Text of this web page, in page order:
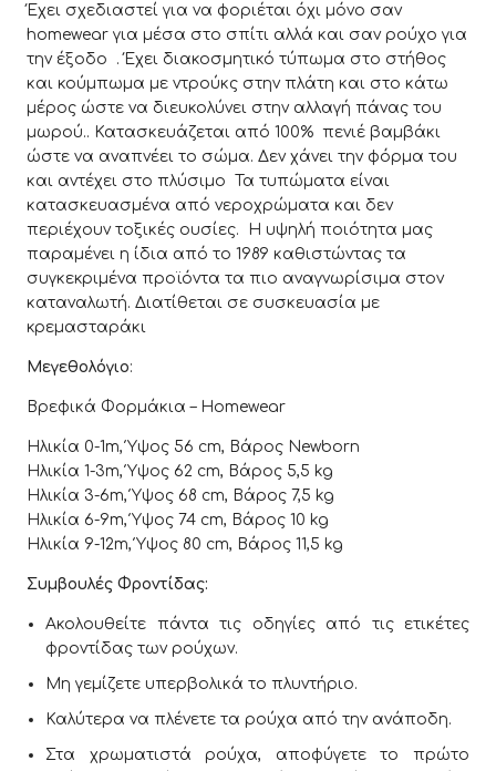
Έχει σχεδιαστεί για να φοριέται όχι μόνο σαν
homewear για μέσα στο σπίτι αλλά και σαν ρούχο για
την έξοδο . Έχει διακοσμητικό τύπωμα στο στήθος
και κούμπωμα με ντρούκς στην πλάτη και στο κάτω
μέρος ώστε να διευκολύνει στην αλλαγή πάνας του
μωρού.. Κατασκευάζεται από 100% πενιέ βαμβάκι
ώστε να αναπνέει το σώμα. Δεν χάνει την φόρμα του
και αντέχει στο πλύσιμο Τα τυπώματα είναι
κατασκευασμένα από νεροχρώματα και δεν
περιέχουν τοξικές ουσίες. Η υψηλή ποιότητα μας
παραμένει η ίδια από το 1989 καθιστώντας τα
συγκεκριμένα προϊόντα τα πιο αναγνωρίσιμα στον
καταναλωτή. Διατίθεται σε συσκευασία με
κρεμασταράκι
Μεγεθολόγιο:
Βρεφικά Φορμάκια – Homewear
Ηλικία 0-1m, Ύψος 56 cm, Βάρος Newborn
Ηλικία 1-3m, Ύψος 62 cm, Βάρος 5,5 kg
Ηλικία 3-6m, Ύψος 68 cm, Βάρος 7,5 kg
Ηλικία 6-9m, Ύψος 74 cm, Βάρος 10 kg
Ηλικία 9-12m, Ύψος 80 cm, Βάρος 11,5 kg
Συμβουλές Φροντίδας:
Ακολουθείτε πάντα τις οδηγίες από τις ετικέτες
φροντίδας των ρούχων.
Μη γεμίζετε υπερβολικά το πλυντήριο.
Καλύτερα να πλένετε τα ρούχα από την ανάποδη.
Στα χρωματιστά ρούχα, αποφύγετε το πρώτο